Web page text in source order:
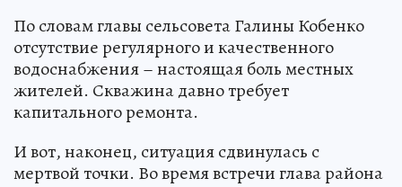
По словам главы сельсовета Галины Кобенко
отсутствие регулярного и качественного
водоснабжения – настоящая боль местных
жителей. Скважина давно требует
капитального ремонта.
И вот, наконец, ситуация сдвинулась с
мертвой точки. Во время встречи глава района